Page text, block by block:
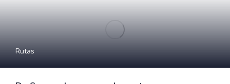
Rutas